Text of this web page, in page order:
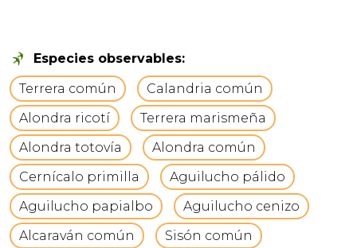
Especies observables:
Terrera común
Calandria común
Alondra ricotí
Terrera marismeña
Alondra totovía
Alondra común
Cernícalo primilla
Aguilucho pálido
Aguilucho papialbo
Aguilucho cenizo
Alcaraván común
Sisón común